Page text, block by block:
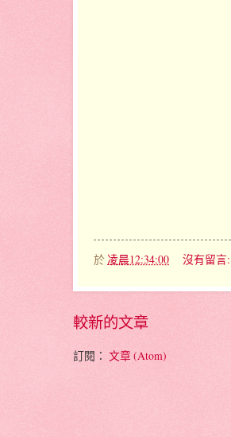
於 凌晨12:34:00 沒有留言:
較新的文章
訂閱： 文章 (Atom)